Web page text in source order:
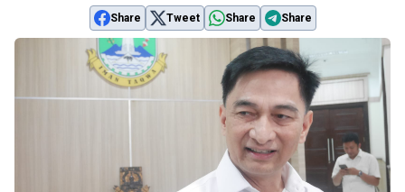
Share Tweet Share Share